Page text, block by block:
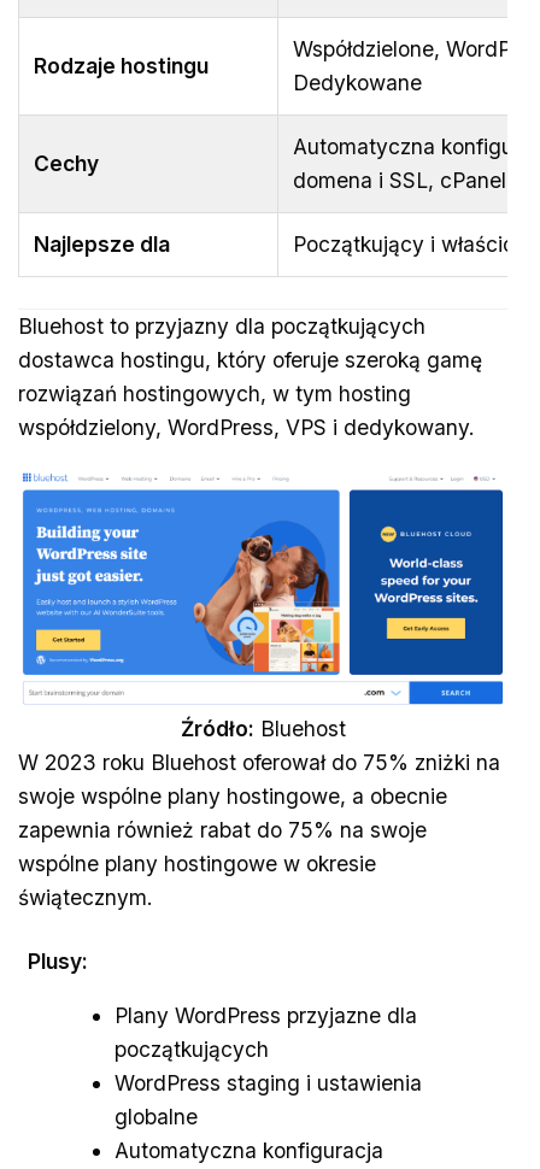
Rodzaje hostingu
Współdzielone,
Dedykowane
Cechy
Automatyczna
domena i SSL, cPanel
Najlepsze dla Początkujący i
Bluehost to przyjazny dla początkujących
dostawca hostingu, który oferuje szeroką gamę
rozwiązań hostingowych, w tym hosting
współdzielony, WordPress, VPS i dedykowany.
Źródło: Bluehost
W 2023 roku Bluehost oferował do 75% zniżki na
swoje wspólne plany hostingowe, a obecnie
zapewnia również rabat do 75% na swoje
wspólne plany hostingowe w okresie
świątecznym.
Plusy:
Plany WordPress przyjazne dla
początkujących
WordPress staging i ustawienia
globalne
Automatyczna konfiguracja